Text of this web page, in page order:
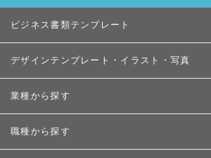
ビジネス書類テンプレート
デザインテンプレート・イラスト・写真
業種から探す
職種から探す